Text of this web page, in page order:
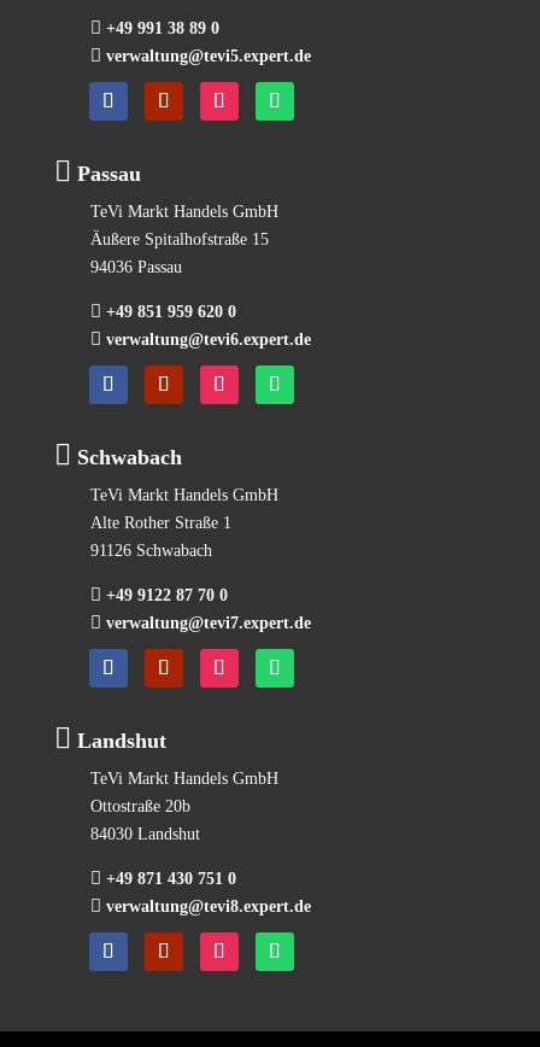
 +49 991 38 89 0
 verwaltung@tevi5.expert.de
 Passau
TeVi Markt Handels GmbH
Äußere Spitalhofstraße 15
94036 Passau
 +49 851 959 620 0
 verwaltung@tevi6.expert.de
 Schwabach
TeVi Markt Handels GmbH
Alte Rother Straße 1
91126 Schwabach
 +49 9122 87 70 0
 verwaltung@tevi7.expert.de
 Landshut
TeVi Markt Handels GmbH
Ottostraße 20b
84030 Landshut
 +49 871 430 751 0
 verwaltung@tevi8.expert.de